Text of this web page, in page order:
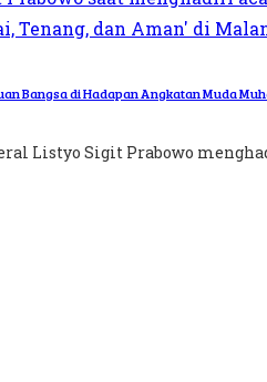
Bangsa di Hadapan Angkatan Muda
Listyo Sigit Prabowo